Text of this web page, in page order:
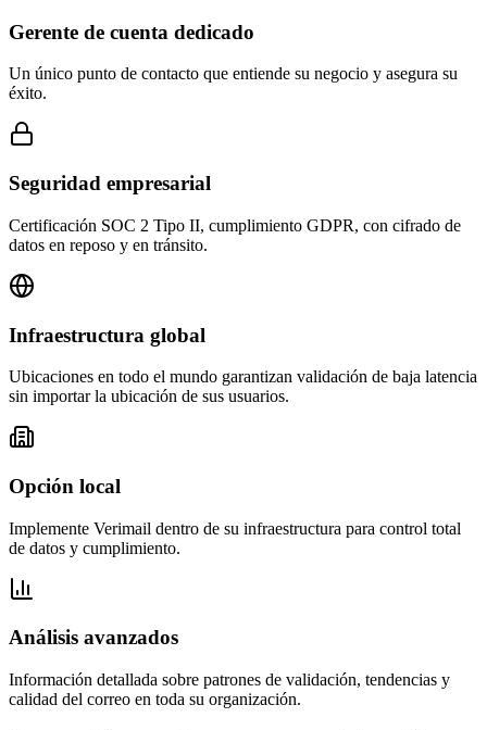
Gerente de cuenta dedicado
Un único punto de contacto que entiende su negocio y asegura su
éxito.
Seguridad empresarial
Certificación SOC 2 Tipo II, cumplimiento GDPR, con cifrado de
datos en reposo y en tránsito.
Infraestructura global
Ubicaciones en todo el mundo garantizan validación de baja latencia
sin importar la ubicación de sus usuarios.
Opción local
Implemente Verimail dentro de su infraestructura para control total
de datos y cumplimiento.
Análisis avanzados
Información detallada sobre patrones de validación, tendencias y
calidad del correo en toda su organización.